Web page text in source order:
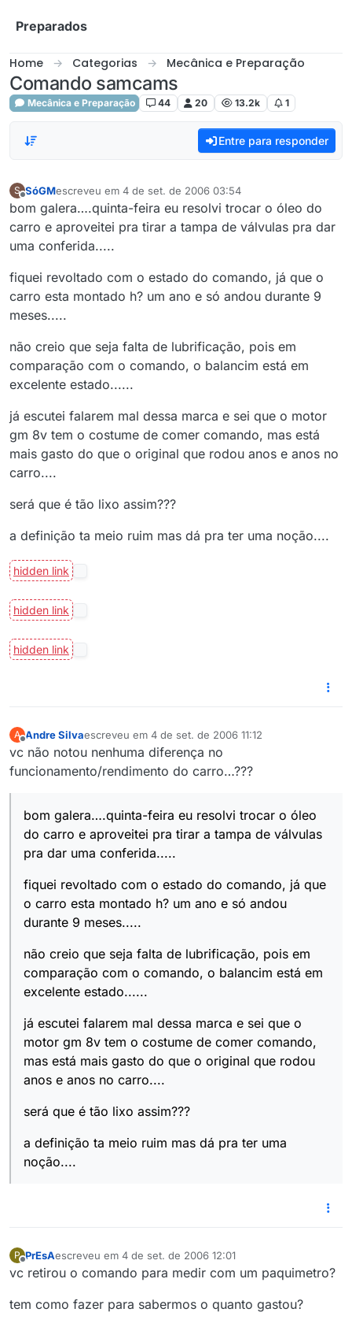
Preparados
Home Categorias Mecânica e Preparação
Comando samcams
Mecânica e Preparação 44 20 13.2k 1
Entre para responder
S SóGMescreveu em 4 de set. de 2006 03:54
última edição por
bom galera….quinta-feira eu resolvi trocar o óleo do
carro e aproveitei pra tirar a tampa de válvulas pra dar
uma conferida.....
fiquei revoltado com o estado do comando, já que o
carro esta montado h? um ano e só andou durante 9
meses.....
não creio que seja falta de lubrificação, pois em
comparação com o comando, o balancim está em
excelente estado......
já escutei falarem mal dessa marca e sei que o motor
gm 8v tem o costume de comer comando, mas está
mais gasto do que o original que rodou anos e anos no
carro....
será que é tão lixo assim???
a definição ta meio ruim mas dá pra ter uma noção....
A
Offline
Andre Silvaescreveu em 4 de set. de 2006 11:12
última edição por
vc não notou nenhuma diferença no
funcionamento/rendimento do carro…???
bom galera….quinta-feira eu resolvi trocar o óleo
do carro e aproveitei pra tirar a tampa de válvulas
pra dar uma conferida.....
fiquei revoltado com o estado do comando, já que
o carro esta montado h? um ano e só andou
durante 9 meses.....
não creio que seja falta de lubrificação, pois em
comparação com o comando, o balancim está em
excelente estado......
já escutei falarem mal dessa marca e sei que o
motor gm 8v tem o costume de comer comando,
mas está mais gasto do que o original que rodou
anos e anos no carro....
será que é tão lixo assim???
a definição ta meio ruim mas dá pra ter uma
noção....
P
Offline
PrEsAescreveu em 4 de set. de 2006 12:01
última edição por
vc retirou o comando para medir com um paquimetro?
tem como fazer para sabermos o quanto gastou?